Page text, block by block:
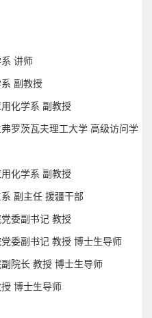
讲师
系 副教授
用化学系 副教授
罗茨瓦夫理工大学 高级访问学
用化学系 副教授
副主任 援疆干部
党委副书记 教授
委副书记 教授 博士生导师
院长 教授 博士生导师
博士生导师